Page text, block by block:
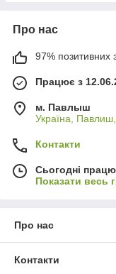
Про нас
97% позитивних з
Працює з
м. Павлыш
Україна,
Контакти
Сьогодні
Показати весь
Про нас
Контакти